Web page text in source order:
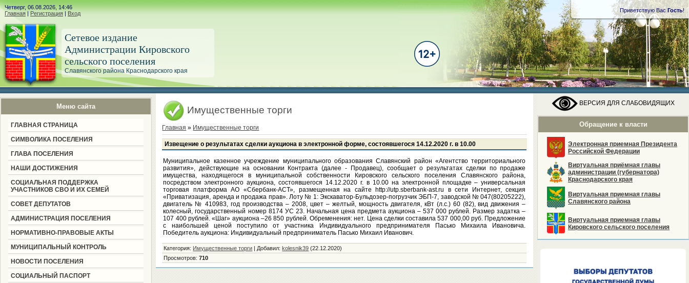
Четверг, 06.08.2026, 14:46
Главная | Регистрация | Вход Приветствую Вас Гость!
Сетевое издание
Администрации Кировского
сельского поселения
Славянского района Краснодарского края
Меню сайта
ГЛАВНАЯ СТРАНИЦА
СИМВОЛИКА ПОСЕЛЕНИЯ
ГЛАВА ПОСЕЛЕНИЯ
НАШИ ДОСТИЖЕНИЯ
СОЦИАЛЬНАЯ ПОДДЕРЖКА
УЧАСТНИКОВ СВО И ИХ СЕМЕЙ
СОВЕТ ДЕПУТАТОВ
АДМИНИСТРАЦИЯ ПОСЕЛЕНИЯ
НОРМАТИВНО-ПРАВОВЫЕ АКТЫ
МУНИЦИПАЛЬНЫЙ КОНТРОЛЬ
НОВОСТИ ПОСЕЛЕНИЯ
СОЦИАЛЬНЫЙ ПАСПОРТ
ВЕРСИЯ ДЛЯ СЛАБОВИДЯЩИХ
Обращение к власти
Электронная приемная Президента
Российской Федерации
Виртуальная приёмная главы
администрации (губернатора)
Краснодарского края
Виртуальная приемная главы
Славянского района
Виртуальная приемная главы
Кировского сельского поселения
Имущественные торги
Главная » Имущественные торги
Извещение о результатах сделки аукциона в электронной форме, состоявшегося 14.12.2020 г. в 10.00
Муниципальное казенное учреждение муниципального образования Славянский район «Агентство территориального
развития», действующие на основании Контракта (далее - Продавец), сообщает о результатах сделки по продаже
имущества, находящегося в муниципальной собственности Кировского сельского поселения Славянского района,
посредством электронного аукциона, состоявшегося 14.12.2020 г. в 10.00 на электронной площадке – универсальная
торговая платформа АО «Сбербанк-АСТ», размещенная на сайте http://utp.sberbank-ast.ru в сети Интернет, секция
«Приватизация, аренда и продажа прав». Лоту № 1: Экскаватор-Бульдозер-погрузчик ЭБП-7, заводской № 047(80205222),
двигатель № 410983, год производства – 2008, цвет – желтый, мощность двигателя, кВт (л.с.) 60 (82), вид движения –
колесный, государственный номер 8174 УС 23. Начальная цена предмета аукциона – 537 000 рублей. Размер задатка –
107 400 рублей. «Шаг» аукциона –26 850 рублей. Обременения: нет. Цена сделки составила 537 000,00 руб. Предложение
с наибольшей ценой поступило от участника Индивидуального предпринимателя Пасько Михаила Ивановича.
Победитель аукциона: Индивидуальный предприниматель Пасько Михаил Иванович.
Категория: Имущественные торги | Добавил:kolesnik39 (22.12.2020)
Просмотров:710